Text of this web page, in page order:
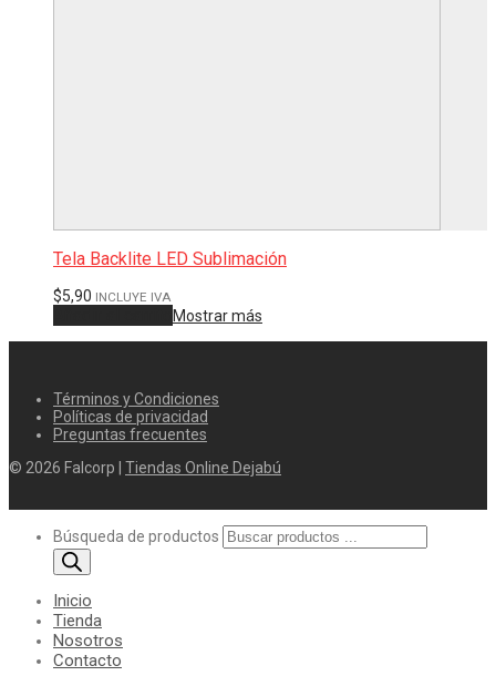
Tela Backlite LED Sublimación
$5,90 INCLUYE IVA
Mostrar más
Términos y Condiciones
Políticas de privacidad
Preguntas frecuentes
© 2026 Falcorp | Tiendas Online Dejabú
Búsqueda de productos
Inicio
Tienda
Nosotros
Contacto